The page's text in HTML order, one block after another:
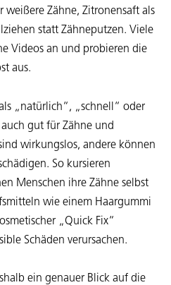
weißere Zähne, Zitronensaft als
statt Zähneputzen. Viele
Videos an und probieren die
aus.
„natürlich“, „schnell“ oder
gut für Zähne und
wirkungslos, andere können
So kursieren
Menschen ihre Zähne selbst
wie einem Haargummi
„Quick Fix“
Schäden verursachen.
ein genauer Blick auf die